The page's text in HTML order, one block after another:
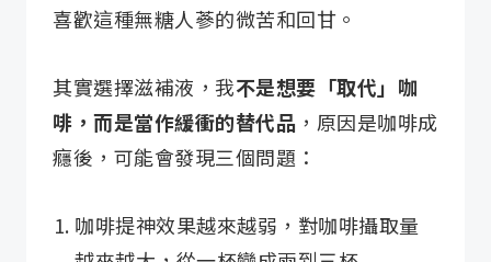
喜歡這種無糖人蔘的微苦和回甘。
其實選擇滋補液，我不是想要「取代」咖
啡，而是當作緩衝的替代品 ，原因是咖啡成
癮後，可能會發現三個問題：
咖啡提神效果越來越弱，對咖啡攝取量